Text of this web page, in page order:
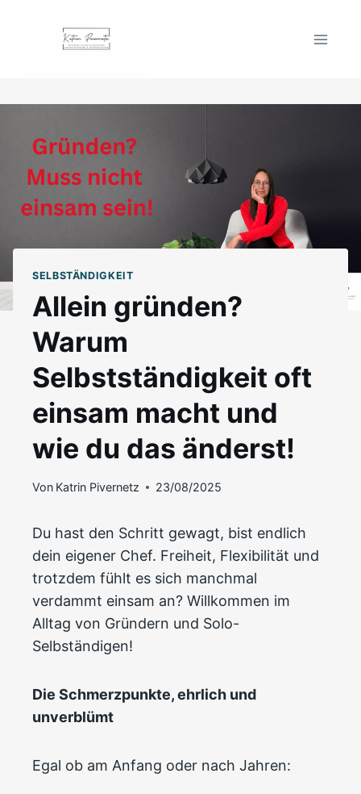
SELBSTÄNDIGKEIT
Allein gründen?
Warum
Selbstständigkeit oft
einsam macht und
wie du das änderst!
Von Katrin Pivernetz 23/08/2025
Du hast den Schritt gewagt, bist endlich
dein eigener Chef. Freiheit, Flexibilität und
trotzdem fühlt es sich manchmal
verdammt einsam an? Willkommen im
Alltag von Gründern und Solo-
Selbständigen!
Die Schmerzpunkte, ehrlich und
unverblümt
Egal ob am Anfang oder nach Jahren: